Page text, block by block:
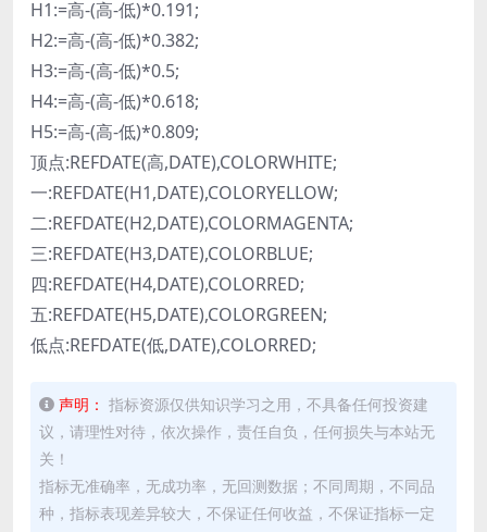
H1:=高-(高-低)*0.191;
H2:=高-(高-低)*0.382;
H3:=高-(高-低)*0.5;
H4:=高-(高-低)*0.618;
H5:=高-(高-低)*0.809;
顶点:REFDATE(高,DATE),COLORWHITE;
一:REFDATE(H1,DATE),COLORYELLOW;
二:REFDATE(H2,DATE),COLORMAGENTA;
三:REFDATE(H3,DATE),COLORBLUE;
四:REFDATE(H4,DATE),COLORRED;
五:REFDATE(H5,DATE),COLORGREEN;
低点:REFDATE(低,DATE),COLORRED;
声明： 指标资源仅供知识学习之用，不具备任何投资建
议，请理性对待，依次操作，责任自负，任何损失与本站无
关！
指标无准确率，无成功率，无回测数据；不同周期，不同品
种，指标表现差异较大，不保证任何收益，不保证指标一定